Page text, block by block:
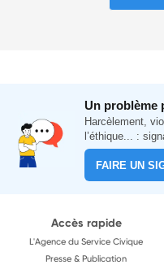
Un problème
Harcèlement,
l’éthique... :
FAIRE UN
Accès rapide
L'Agence du Service Civique
Presse & Publication